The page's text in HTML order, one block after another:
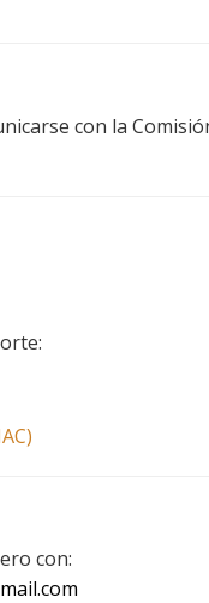
con la
con: